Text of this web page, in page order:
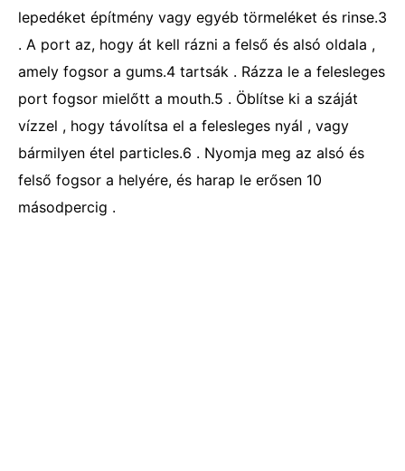
lepedéket építmény vagy egyéb törmeléket és rinse.3
. A port az, hogy át kell rázni a felső és alsó oldala ,
amely fogsor a gums.4 tartsák . Rázza le a felesleges
port fogsor mielőtt a mouth.5 . Öblítse ki a száját
vízzel , hogy távolítsa el a felesleges nyál , vagy
bármilyen étel particles.6 . Nyomja meg az alsó és
felső fogsor a helyére, és harap le erősen 10
másodpercig .